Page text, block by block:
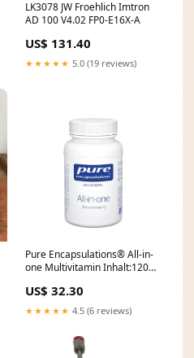
LK3078 JW Froehlich Imtron
AD 100 V4.02 FP0-E16X-A
US$ 131.40
★★★★★ 5.0 (19 reviews)
Pure Encapsulations® All-in-
one Multivitamin Inhalt:120
US$ 32.30
★★★★★ 4.5 (6 reviews)